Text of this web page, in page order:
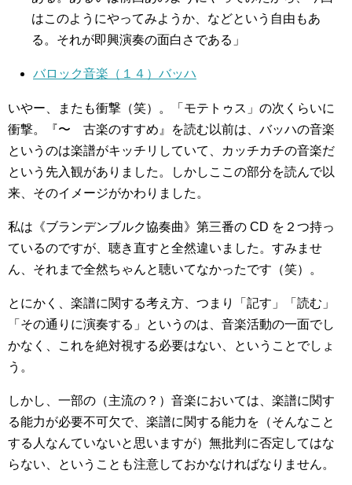
はこのようにやってみようか、などという自由もあ
る。それが即興演奏の面白さである」
バロック音楽（１４）バッハ
いやー、またも衝撃（笑）。「モテトゥス」の次くらいに
衝撃。『〜 古楽のすすめ』を読む以前は、バッハの音楽
というのは楽譜がキッチリしていて、カッチカチの音楽だ
という先入観がありました。しかしここの部分を読んで以
来、そのイメージがかわりました。
私は《ブランデンブルク協奏曲》第三番の CD を２つ持っ
ているのですが、聴き直すと全然違いました。すみませ
ん、それまで全然ちゃんと聴いてなかったです（笑）。
とにかく、楽譜に関する考え方、つまり「記す」「読む」
「その通りに演奏する」というのは、音楽活動の一面でし
かなく、これを絶対視する必要はない、ということでしょ
う。
しかし、一部の（主流の？）音楽においては、楽譜に関す
る能力が必要不可欠で、楽譜に関する能力を（そんなこと
する人なんていないと思いますが）無批判に否定してはな
らない、ということも注意しておかなければなりません。